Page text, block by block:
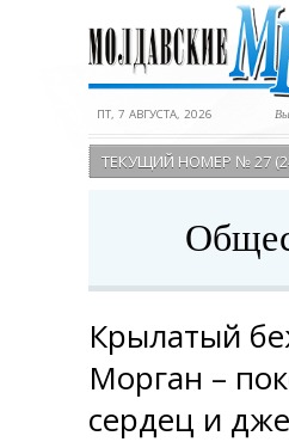
ПТ, 7 АВГУСТА, 2026
ТЕКУЩИЙ НОМЕР № 27
Крылатый
Морган –
сердец и